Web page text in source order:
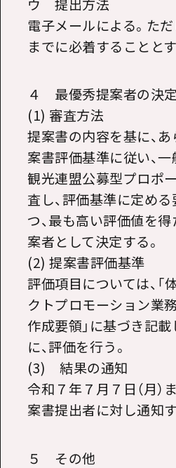
ウ 提出方法
電子メールによる。た
までに必着することとす
４ 最優秀提案者の決定
(1) 審査方法
提案書の内容を基に、
案書評価基準に従い、
観光連盟公募型プロポ
査し、評価基準に定め
つ、最も高い評価値を
案者として決定する。
(2) 提案書評価基準
評価項目については、「
クトプロモーション業
作成要領」に基づき記
に、評価を行う。
(3) 結果の通知
令和７年７月７日（月）
案書提出者に対し通知す
５ その他